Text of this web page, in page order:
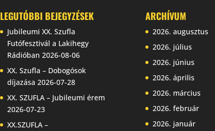
LEGUTÓBBI BEJEGYZÉSEK
Jubileumi XX. Szufla
Futófesztivál a Lakihegy
Rádióban 2026-08-06
XX. Szufla – Dobogósok
díjazása 2026-07-28
XX. SZUFLA – Jubileumi érem
2026-07-23
XX.SZUFLA –
ARCHÍVUM
2026. augusztus
2026. július
2026. június
2026. április
2026. március
2026. február
2026. január